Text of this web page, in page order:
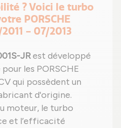
? Voici le turbo
PORSCHE
- 07/2013
JRest développé
les PORSCHE
qui possèdent un
d'origine.
moteur, le turbo
et l’efficacité